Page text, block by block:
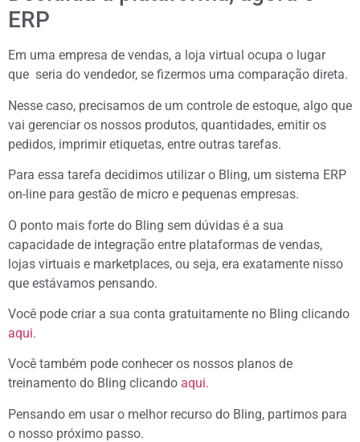
ERP
Em uma empresa de vendas, a loja virtual ocupa o lugar
que seria do vendedor, se fizermos uma comparação direta.
Nesse caso, precisamos de um controle de estoque, algo que
vai gerenciar os nossos produtos, quantidades, emitir os
pedidos, imprimir etiquetas, entre outras tarefas.
Para essa tarefa decidimos utilizar o Bling, um sistema ERP
on-line para gestão de micro e pequenas empresas.
O ponto mais forte do Bling sem dúvidas é a sua
capacidade de integração entre plataformas de vendas,
lojas virtuais e marketplaces, ou seja, era exatamente nisso
que estávamos pensando.
Você pode criar a sua conta gratuitamente no Bling clicando
aqui.
Você também pode conhecer os nossos planos de
treinamento do Bling clicando aqui.
Pensando em usar o melhor recurso do Bling, partimos para
o nosso próximo passo.